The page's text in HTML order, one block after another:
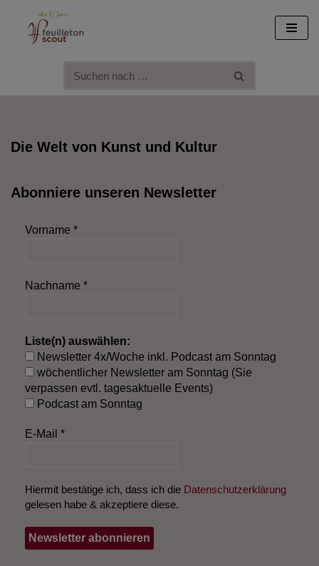
Zum
Die Welt von Kunst und Kultur
Abonniere unseren Newsletter
Vorname *
Nachname *
Liste(n) auswählen:
Newsletter 4x/Woche inkl. Podcast am Sonntag
wöchentlicher Newsletter am Sonntag (Sie
verpassen evtl. tagesaktuelle Events)
Podcast am Sonntag
E-Mail *
Hiermit bestätige ich, dass ich die Datenschutzerklärung
gelesen habe & akzeptiere diese.